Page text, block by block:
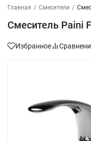
Главная / Смесители /
Смеситель Paini
Избранное